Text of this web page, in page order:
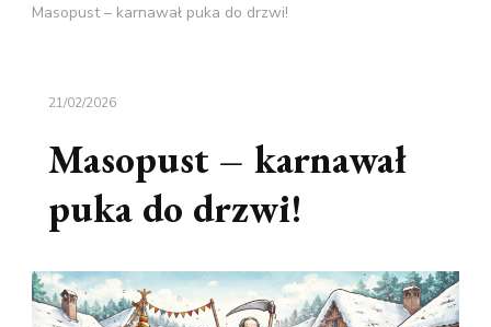
Masopust – karnawał puka do drzwi!
21/02/2026
Masopust – karnawał
puka do drzwi!